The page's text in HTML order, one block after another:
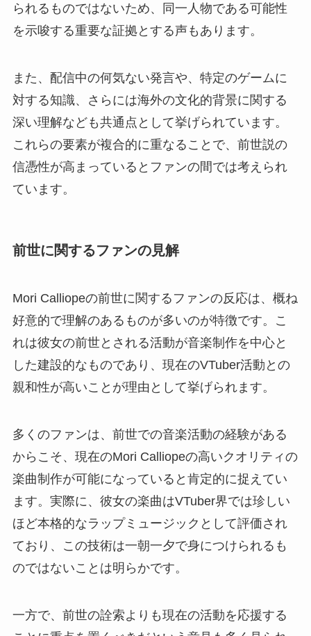
られるものではないため、同一人物である可能性
を示唆する重要な証拠とする声もあります。
また、配信中の何気ない発言や、特定のゲームに
対する知識、さらには海外の文化的背景に関する
深い理解なども共通点として挙げられています。
これらの要素が複合的に重なることで、前世説の
信憑性が高まっているとファンの間では考えられ
ています。
前世に関するファンの見解
Mori Calliopeの前世に関するファンの反応は、概ね
好意的で理解のあるものが多いのが特徴です。こ
れは彼女の前世とされる活動が音楽制作を中心と
した建設的なものであり、現在のVTuber活動との
親和性が高いことが理由として挙げられます。
多くのファンは、前世での音楽活動の経験がある
からこそ、現在のMori Calliopeの高いクオリティの
楽曲制作が可能になっていると肯定的に捉えてい
ます。実際に、彼女の楽曲はVTuber界では珍しい
ほど本格的なラップミュージックとして評価され
ており、この技術は一朝一夕で身につけられるも
のではないことは明らかです。
一方で、前世の詮索よりも現在の活動を応援する